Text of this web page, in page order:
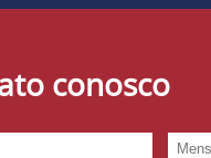
conosco